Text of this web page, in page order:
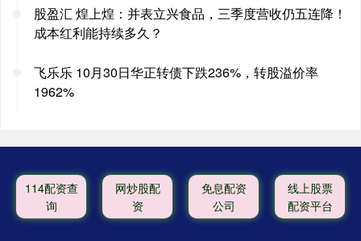
股盈汇 煌上煌：并表立兴食品，三季度营收仍五连降！
成本红利能持续多久？
飞乐乐 10月30日华正转债下跌236%，转股溢价率
1962%
114配资查
询
网炒股配
资
免息配资
公司
线上股票
配资平台